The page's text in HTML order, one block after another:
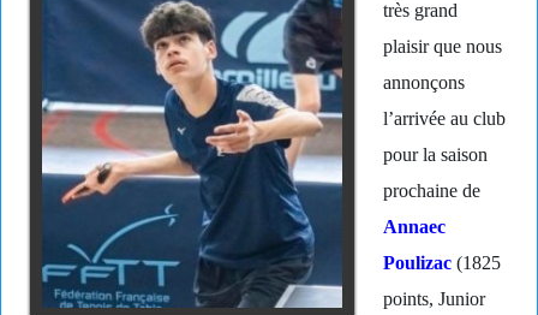
très grand
plaisir que nous
annonçons
l’arrivée au club
pour la saison
prochaine de
Annaec
Poulizac (1825
points, Junior